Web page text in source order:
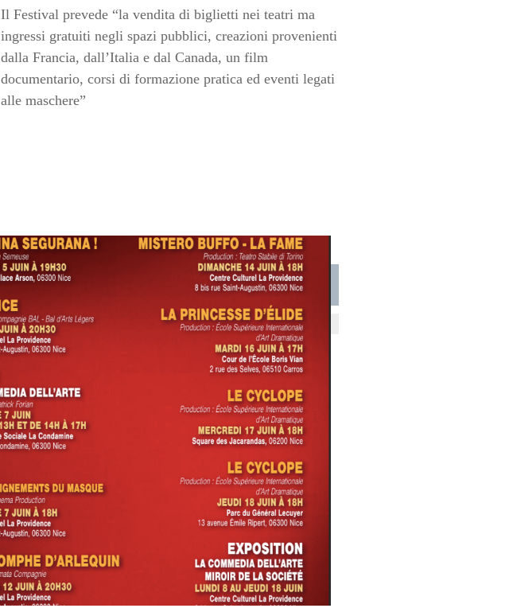
Il Festival prevede “la vendita di biglietti nei teatri ma
ingressi gratuiti negli spazi pubblici, creazioni provenienti
dalla Francia, dall’Italia e dal Canada, un film
documentario, corsi di formazione pratica ed eventi legati
alle maschere”